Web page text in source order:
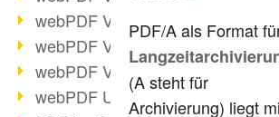
webPDF Video-Session 2
webPDF Video-Session 1
webPDF Video-Session Termine
webPDF Update 9.0.0.2843
PDF/A als Format
(A steht für
Archivierung) liegt